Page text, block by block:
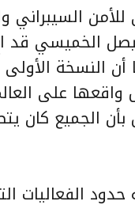
السيبراني
الخميسي
أن النسخة
على
بأن الجميع كان
الفعاليات